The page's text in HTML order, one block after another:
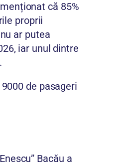
că 85%
proprii
ar putea
iar unul dintre
de pasageri
Bacău a